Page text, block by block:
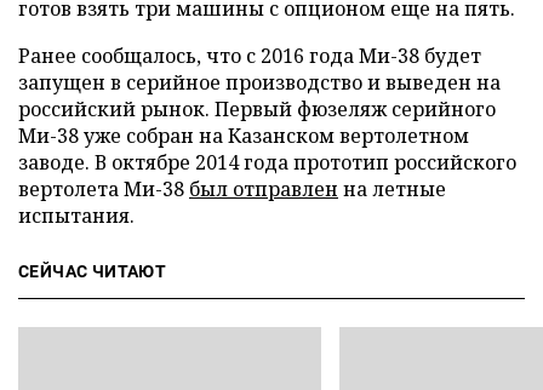
готов взять три машины с опционом еще на пять.
Ранее сообщалось, что с 2016 года Ми-38 будет
запущен в серийное производство и выведен на
российский рынок. Первый фюзеляж серийного
Ми-38 уже собран на Казанском вертолетном
заводе. В октябре 2014 года прототип российского
вертолета Ми-38 был отправлен на летные
испытания.
СЕЙЧАС ЧИТАЮТ